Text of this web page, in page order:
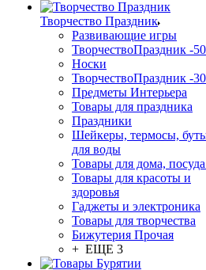
Творчество Праздник
Развивающие игры
ТворчествоПраздник -
Носки
ТворчествоПраздник -
Предметы Интерьера
Товары для праздника
Праздники
Шейкеры, термосы,
для воды
Товары для дома,
Товары для красоты и
здоровья
Гаджеты и электроника
Товары для творчества
Бижутерия Прочая
+ ЕЩЕ 3